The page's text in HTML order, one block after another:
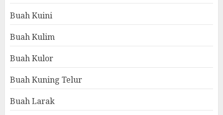
Buah Kuini
Buah Kulim
Buah Kulor
Buah Kuning Telur
Buah Larak